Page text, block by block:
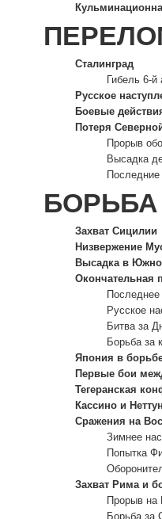
Сталинград
Гибель 6-й
Русское
Боевые
Потеря
Прорыв
Высадка
Захват Сицилии
Низвержение
Высадка в
Окончательная
Последнее
Русское
Битва за
Борьба за
Япония в
Первые бои
Тегеранская
Кассино и
Сражения на
Зимнее
Попытка
Захват Рима и
Прорыв на
Борьба за